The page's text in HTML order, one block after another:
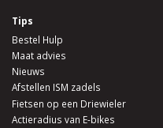
Tips
Bestel Hulp
Maat advies
Nieuws
Afstellen ISM zadels
Fietsen op een Driewieler
Actieradius van E-bikes